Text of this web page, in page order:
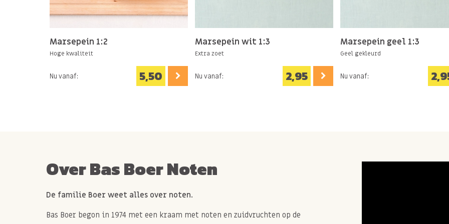
Marsepein 1:2
Hoge kwaliteit
Nu vanaf: 5,50
Marsepein wit 1:3
Extra zoet
Nu vanaf: 2,95
Marsepein geel 1:3
Geel gekleurd
Nu vanaf:
Over Bas Boer Noten
De familie Boer weet alles over noten.
Bas Boer begon in 1974 met een kraam met noten en zuidvruchten op de